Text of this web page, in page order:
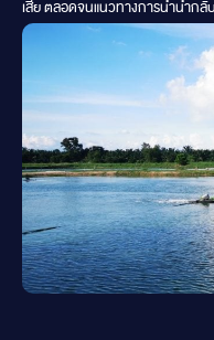
เสีย ตลอดจนแนวทางการนำน้ำกลั